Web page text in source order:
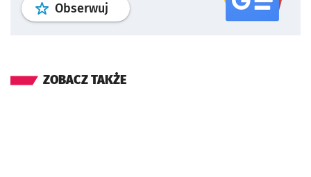
Obserwuj profil serwisu
ZOBACZ TAKŻE